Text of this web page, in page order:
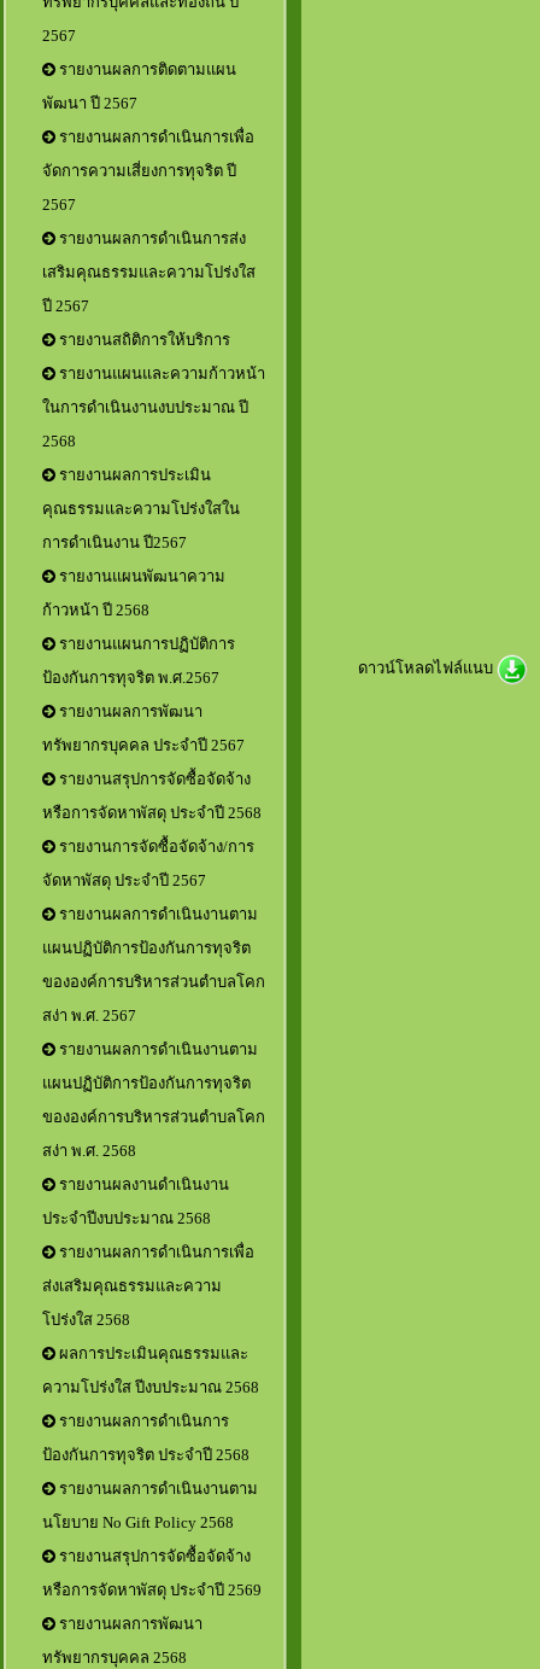
2567
รายงานผลการติดตามแผน
พัฒนา ปี 2567
รายงานผลการดำเนินการเพื่อ
จัดการความเสี่ยงการทุจริต ปี
2567
รายงานผลการดำเนินการส่ง
เสริมคุณธรรมและความโปร่งใส
ปี 2567
รายงานสถิติการให้บริการ
รายงานแผนและความก้าวหน้า
ในการดำเนินงานงบประมาณ ปี
2568
รายงานผลการประเมิน
คุณธรรมและความโปร่งใสใน
การดำเนินงาน ปี2567
รายงานแผนพัฒนาความ
ก้าวหน้า ปี 2568
รายงานแผนการปฏิบัติการ
ป้องกันการทุจริต พ.ศ.2567
รายงานผลการพัฒนา
ทรัพยากรบุคคล ประจำปี 2567
รายงานสรุปการจัดซื้อจัดจ้าง
หรือการจัดหาพัสดุ ประจำปี 2568
รายงานการจัดซื้อจัดจ้าง/การ
จัดหาพัสดุ ประจำปี 2567
รายงานผลการดำเนินงานตาม
แผนปฏิบัติการป้องกันการทุจริต
ขององค์การบริหารส่วนตำบลโคก
สง่า พ.ศ. 2567
รายงานผลการดำเนินงานตาม
แผนปฏิบัติการป้องกันการทุจริต
ขององค์การบริหารส่วนตำบลโคก
สง่า พ.ศ. 2568
รายงานผลงานดำเนินงาน
ประจำปีงบประมาณ 2568
รายงานผลการดำเนินการเพื่อ
ส่งเสริมคุณธรรมและความ
โปร่งใส 2568
ผลการประเมินคุณธรรมและ
ความโปร่งใส ปีงบประมาณ 2568
รายงานผลการดำเนินการ
ป้องกันการทุจริต ประจำปี 2568
รายงานผลการดำเนินงานตาม
นโยบาย No Gift Policy 2568
รายงานสรุปการจัดซื้อจัดจ้าง
หรือการจัดหาพัสดุ ประจำปี 2569
รายงานผลการพัฒนา
ทรัพยากรบุคคล 2568
ดาวน์โหลดไฟล์แนบ